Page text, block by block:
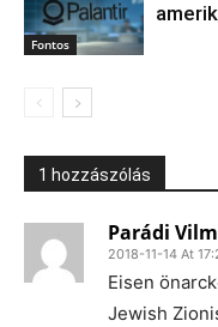
Fontos
1 hozzászólás
Parádi
2018-11-14 At
Eisen
Jewish